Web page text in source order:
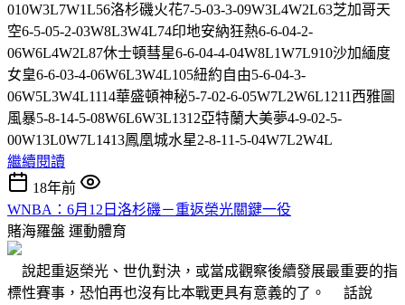
010W3L7W1L56洛杉磯火花7-5-03-3-09W3L4W2L63芝加哥天
空6-5-05-2-03W8L3W4L74印地安納狂熱6-6-04-2-
06W6L4W2L87休士頓彗星6-6-04-4-04W8L1W7L910沙加緬度
女皇6-6-03-4-06W6L3W4L105紐約自由5-6-04-3-
06W5L3W4L1114華盛頓神秘5-7-02-6-05W7L2W6L1211西雅圖
風暴5-8-14-5-08W6L6W3L1312亞特蘭大美夢4-9-02-5-
00W13L0W7L1413鳳凰城水星2-8-11-5-04W7L2W4L
繼續閱讀
18年前
WNBA：6月12日洛杉磯－重返榮光關鍵一役
賭海羅盤 運動體育
說起重返榮光、世仇對決，或當成觀察後續發展最重要的指
標性賽事，恐怕再也沒有比本戰更具有意義的了。 話說